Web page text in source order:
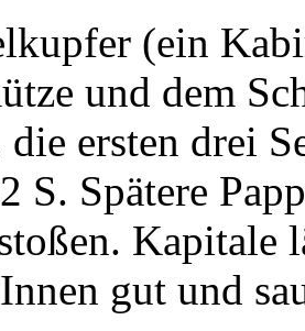
(ein
und dem
ersten drei
S. Spätere
gut und